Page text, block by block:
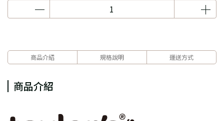
商品介紹 規格說明 運送方式
商品介紹